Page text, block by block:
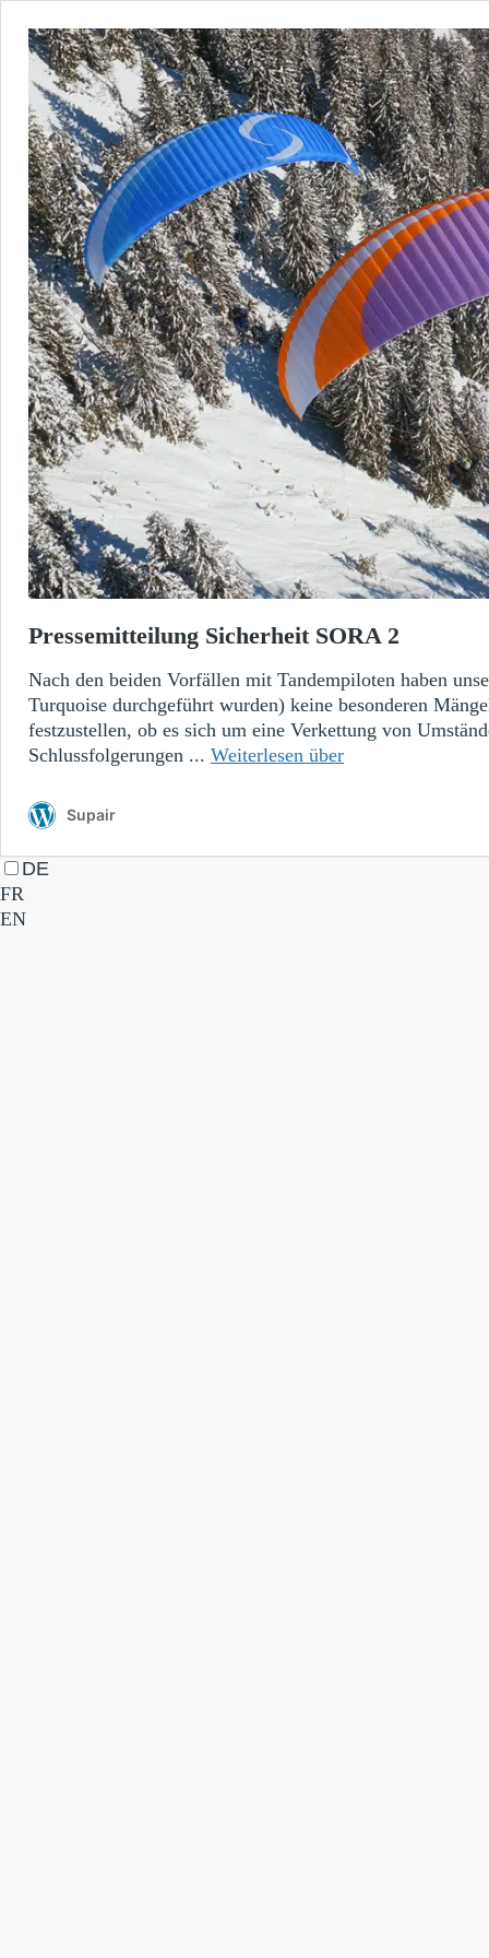
Pressemitteilung Sicherheit SORA 2
Nach den beiden Vorfällen mit Tandempiloten haben
Turquoise durchgeführt wurden) keine besonderen
festzustellen, ob es sich um eine Verkettung von
Schlussfolgerungen ... Weiterlesen überPressemitteilung
Supair
DE
FR
EN